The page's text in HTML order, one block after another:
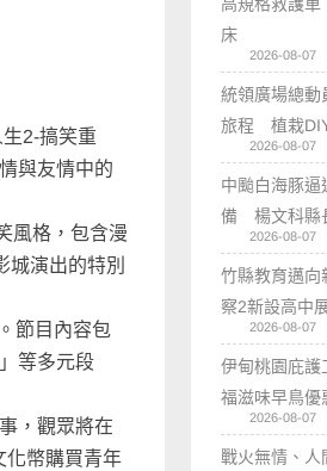
2-搞笑重
與友情中的
風格，包含漫
演出的特別
節目內容包
等多元段
，觀眾將在
化幣購買青年
床
2026-08-07
統領廣場總動
旅程 植栽
2026-08-07
中颱白海豚逼
備 楊文科縣
2026-08-07
竹縣教育邁
察2新設高中
2026-08-07
伊甸桃園庇
福滋味早鳥優
2026-08-07
戰火無情、